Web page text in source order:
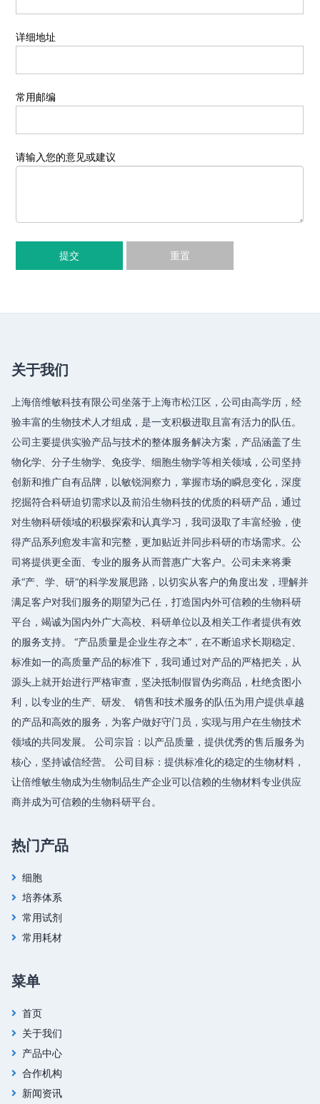
详细地址
常用邮编
请输入您的意见或建议
提交 重置
关于我们
上海倍维敏科技有限公司坐落于上海市松江区，公司由高学历，经
验丰富的生物技术人才组成，是一支积极进取且富有活力的队伍。
公司主要提供实验产品与技术的整体服务解决方案，产品涵盖了生
物化学、分子生物学、免疫学、细胞生物学等相关领域，公司坚持
创新和推广自有品牌，以敏锐洞察力，掌握市场的瞬息变化，深度
挖掘符合科研迫切需求以及前沿生物科技的优质的科研产品，通过
对生物科研领域的积极探索和认真学习，我司汲取了丰富经验，使
得产品系列愈发丰富和完整，更加贴近并同步科研的市场需求。公
司将提供更全面、专业的服务从而普惠广大客户。公司未来将秉
承“产、学、研”的科学发展思路，以切实从客户的角度出发，理解并
满足客户对我们服务的期望为己任，打造国内外可信赖的生物科研
平台，竭诚为国内外广大高校、科研单位以及相关工作者提供有效
的服务支持。 “产品质量是企业生存之本”，在不断追求长期稳定、
标准如一的高质量产品的标准下，我司通过对产品的严格把关，从
源头上就开始进行严格审查，坚决抵制假冒伪劣商品，杜绝贪图小
利，以专业的生产、研发、 销售和技术服务的队伍为用户提供卓越
的产品和高效的服务，为客户做好守门员，实现与用户在生物技术
领域的共同发展。 公司宗旨：以产品质量，提供优秀的售后服务为
核心，坚持诚信经营。 公司目标：提供标准化的稳定的生物材料，
让倍维敏生物成为生物制品生产企业可以信赖的生物材料专业供应
商并成为可信赖的生物科研平台。
热门产品
细胞
培养体系
常用试剂
常用耗材
菜单
首页
关于我们
产品中心
合作机构
新闻资讯